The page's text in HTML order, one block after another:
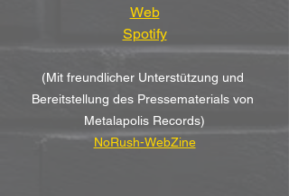
Web
Spotify
(Mit freundlicher Unterstützung und
Bereitstellung des Pressematerials von
Metalapolis Records)
NoRush-WebZine